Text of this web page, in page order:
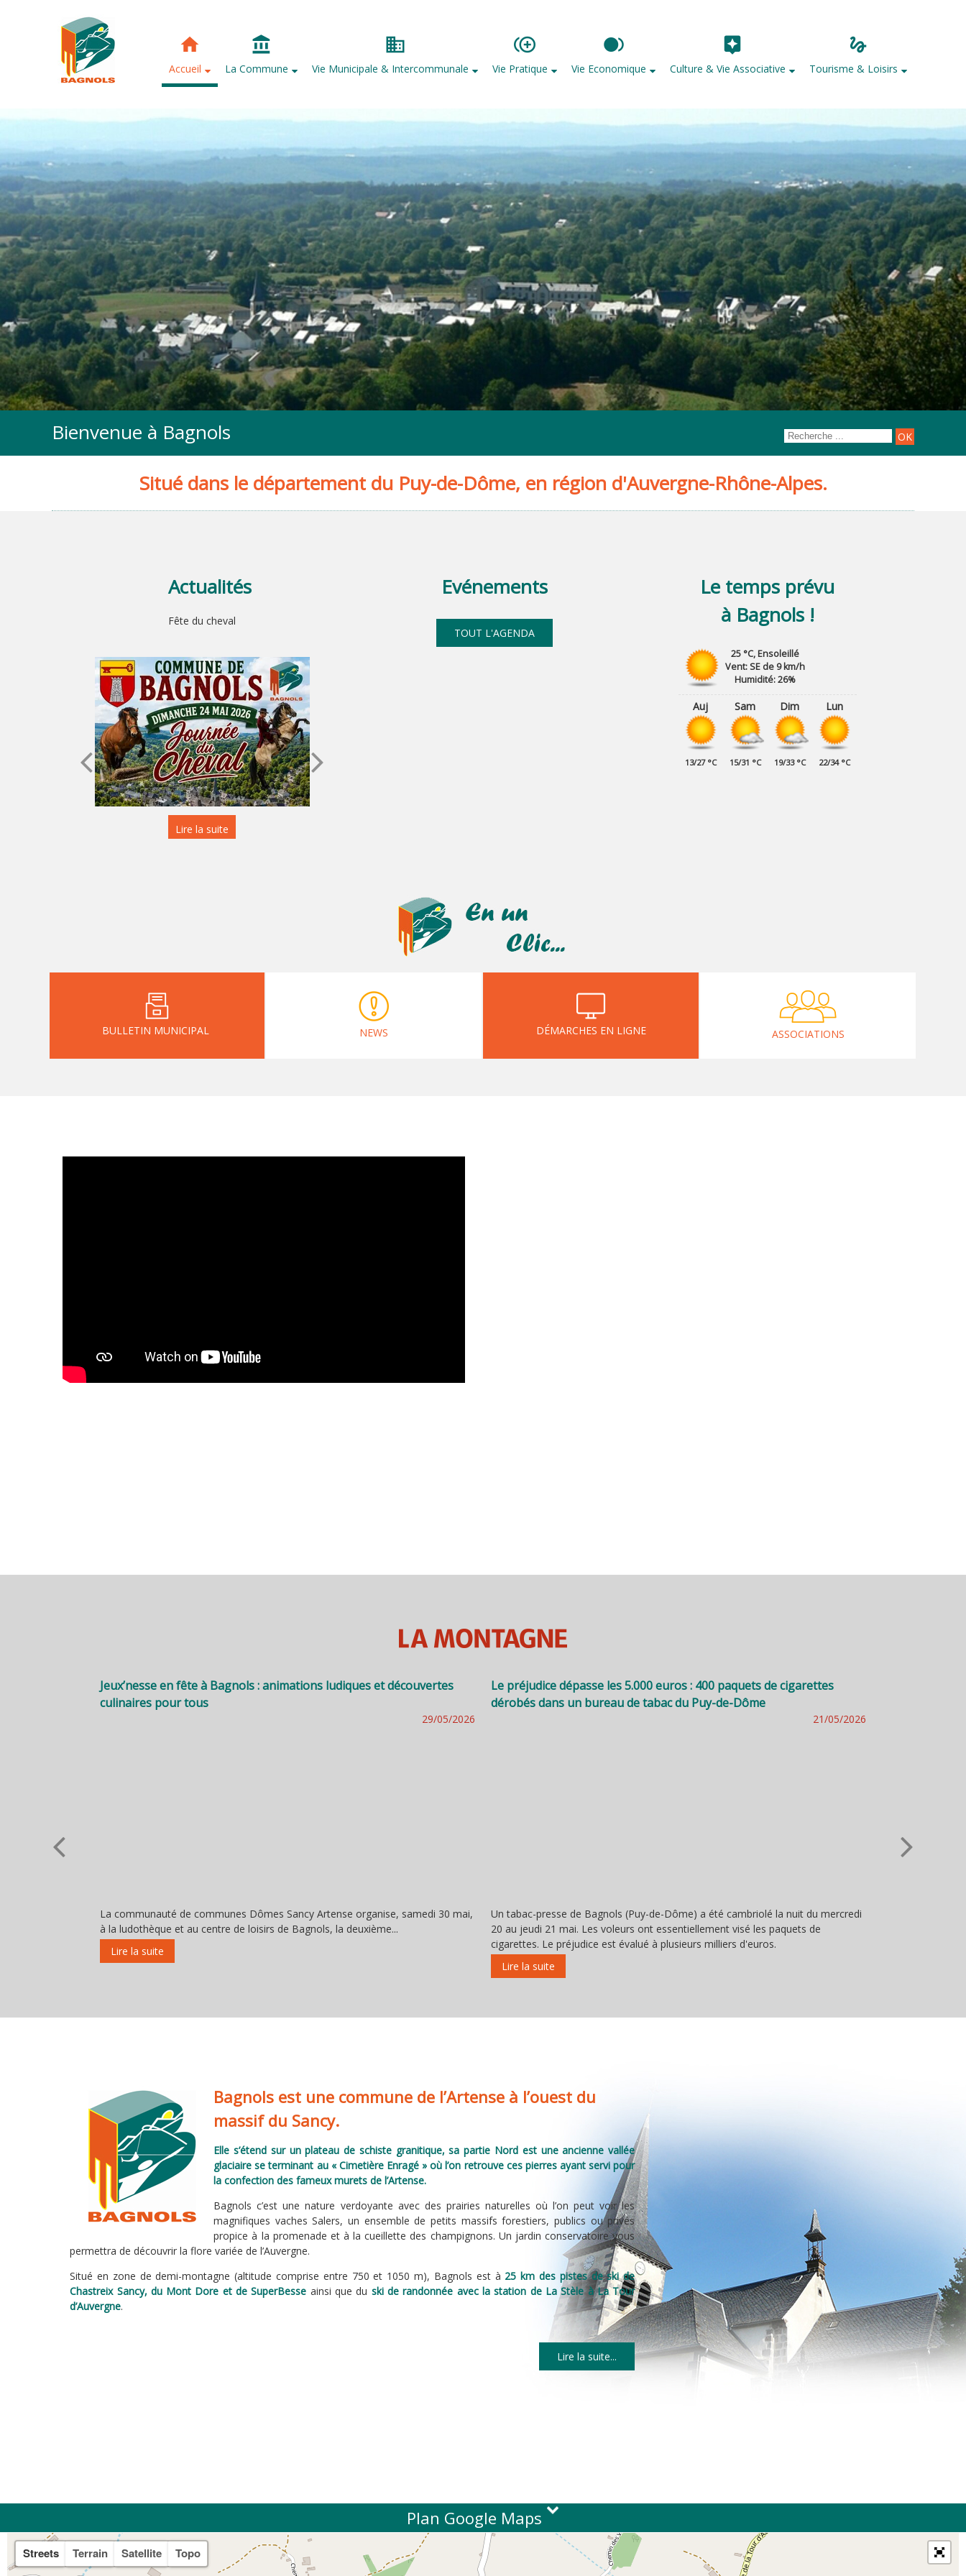
Accueil La Commune Vie Municipale & Intercommunale Vie Pratique Vie Economique Culture & Vie Associative Tourisme & Loisirs
Bienvenue à Bagnols
Situé dans le département du Puy-de-Dôme, en région d'Auvergne-Rhône-Alpes.
Actualités
Fête du cheval
Cérémonie commémorative du 107e
anniversaire de l'armistice du 11 novembre
Invitation - Les rencontres Bagnols & Co Bourse aux jouets et vêtements
Evénements
TOUT L'AGENDA
Le temps prévu
à Bagnols !
25 °C, Ensoleillé
Vent: SE de 9 km/h
Humidité: 26%
Auj
13/27 °C
Sam
15/31 °C
Dim
19/33 °C
Lun
22/34 °C
BULLETIN MUNICIPAL NEWS DÉMARCHES EN LIGNE ASSOCIATIONS
Jeux’nesse en fête à Bagnols : animations ludiques et découvertes
culinaires pour tous
29/05/2026
La communauté de communes Dômes Sancy Artense organise, samedi 30 mai,
à la ludothèque et au centre de loisirs de Bagnols, la deuxième...
Le préjudice dépasse les 5.000 euros : 400 paquets de cigarettes
dérobés dans un bureau de tabac du Puy-de-Dôme
21/05/2026
Un tabac-presse de Bagnols (Puy-de-Dôme) a été cambriolé la nuit du mercredi
20 au jeudi 21 mai. Les voleurs ont essentiellement visé les paquets de
cigarettes. Le préjudice est évalué à plusieurs milliers d'euros.
Bagnols est une commune de l’Artense à l’ouest du
massif du Sancy.
Elle s’étend sur un plateau de schiste granitique, sa partie Nord est une ancienne vallée
glaciaire se terminant au « Cimetière Enragé » où l’on retrouve ces pierres ayant servi pour
la confection des fameux murets de l’Artense.
Bagnols c’est une nature verdoyante avec des prairies naturelles où l’on peut voir les
magnifiques vaches Salers, un ensemble de petits massifs forestiers, publics ou privés
propice à la promenade et à la cueillette des champignons. Un jardin conservatoire vous
permettra de découvrir la flore variée de l’Auvergne.
Situé en zone de demi-montagne (altitude comprise entre 750 et 1050 m), Bagnols est à 25 km des pistes de ski de
Chastreix Sancy, du Mont Dore et de SuperBesse ainsi que du ski de randonnée avec la station de La Stèle à La Tour
d’Auvergne.
Lire la suite...
Plan Google Maps
Streets Terrain Satellite Topo